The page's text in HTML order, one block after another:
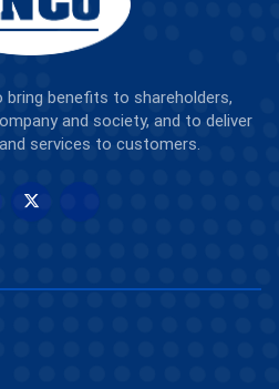
benefits to shareholders,
and society, and to deliver
services to customers.